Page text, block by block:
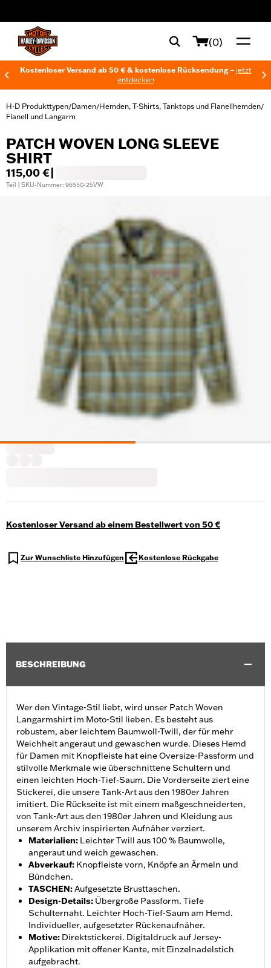
(0)
Kostenloser Versand ab 50 € & kostenlose Rücksendung – jetzt
entdecken
H-D Produkttypen/Damen/Hemden, T-Shirts, Tanktops und Flanellhemden/
Flanell und Langarm
PATCH WOVEN LONG SLEEVE
SHIRT
115,00 €
Teil | SKU-Nummer: 96550-25VW
Kostenloser Versand ab einem Bestellwert von 50 €
Zur Wunschliste Hinzufügen Kostenlose Rückgabe
BESCHREIBUNG
Wer den Vintage-Stil liebt, wird unser Patch Woven
Langarmshirt im Moto-Stil lieben. Es besteht aus
robustem, aber leichtem Baumwoll-Twill, der für mehr
Weichheit angeraut und gewaschen wurde. Dieses Hemd
für Damen mit Knopfleiste hat eine Oversize-Passform und
stilvolle Merkmale wie überschnittene Schultern und
einen leichten Hoch-Tief-Saum. Die Vorderseite ziert eine
Stickerei, die unsere Tank-Art aus den 1980er Jahren
imitiert. Die Rückseite ist mit einem maßgeschneiderten,
von Tank-Art aus den 1980er Jahren und Kleidung aus
unserem Archiv inspirierten Aufnäher verziert.
Materialien: Leichter Twill aus 100 % Baumwolle,
angeraut und weich gewaschen.
Abverkauf: Knopfleiste vorn, Knöpfe an Ärmeln und
Bündchen.
TASCHEN:Aufgesetzte Brusttaschen.
Design-Details: Übergroße Passform. Tiefe
Schulternaht. Leichter Hoch-Tief-Saum am Hemd.
Individueller, aufgesetzter Rückenaufnäher.
Motive: Direktstickerei. Digitaldruck auf Jersey-
Applikation mit offener Kante, mit Einzelnadelstich
aufgebracht.